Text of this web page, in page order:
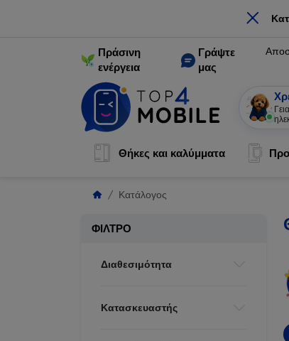
×
Πράσινη
ενέργεια
Γράψτε
μας
Θήκες και καλύμματα
Κατάλογος
ΦΊΛΤΡΟ
Διαθεσιμότητα
Κατασκευαστής